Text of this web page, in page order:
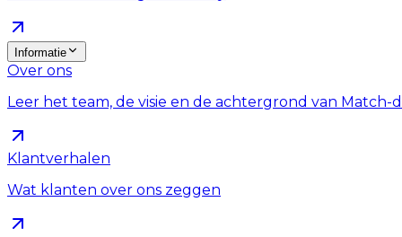
Informatie
Over ons
Leer het team, de visie en de achtergrond van Match-
Klantverhalen
Wat klanten over ons zeggen